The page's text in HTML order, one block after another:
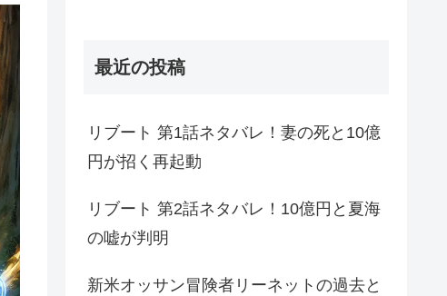
最近の投稿
リブート 第1話ネタバレ！妻の死と10億
円が招く再起動
リブート 第2話ネタバレ！10億円と夏海
の嘘が判明
新米オッサン冒険者リーネットの過去と